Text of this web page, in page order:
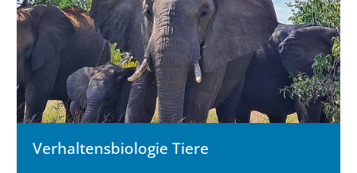
Verhaltensbiologie Tiere